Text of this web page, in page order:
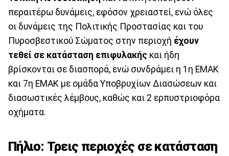
περαιτέρω δυνάμεις, εφόσον χρειαστεί, ενώ όλες
οι δυνάμεις της Πολιτικής Προστασίας και του
Πυροσβεστικού Σώματος στην περιοχή έχουν
τεθεί σε κατάσταση επιφυλακής και ήδη
βρίσκονται σε διασπορά, ενώ συνδράμει η 1η ΕΜΑΚ
και 7η ΕΜΑΚ με ομάδα Υποβρυχίων Διασώσεων και
διασωστικές λέμβους, καθώς και 2 ερπυστριοφόρα
οχήματα.
Πήλιο: Τρεις περιοχές σε κατάσταση